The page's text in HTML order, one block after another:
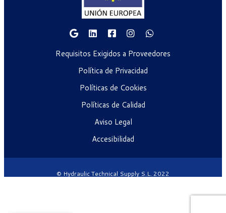
Requisitos Exigidos a Proveedores
Política de Privacidad
Políticas de Cookies
Políticas de Calidad
Aviso Legal
Accesibilidad
© Hydraulic Technical Supply S.L. 2022